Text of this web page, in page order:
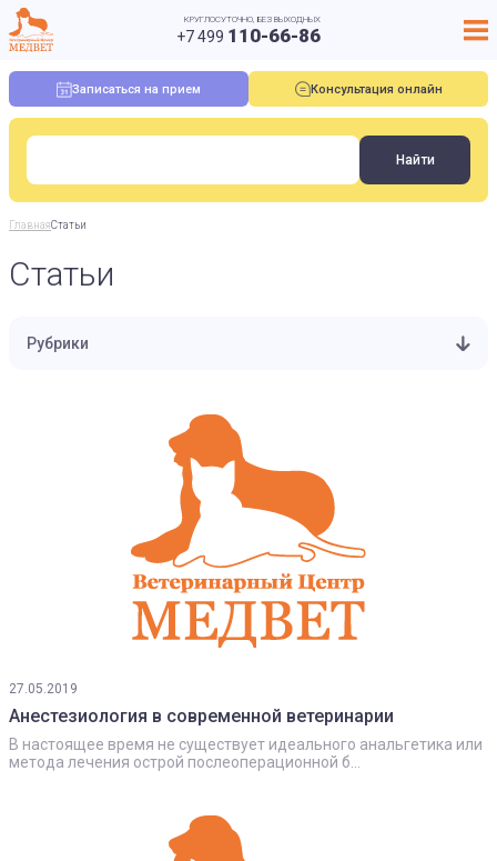
КРУГЛОСУТОЧНО, БЕЗ ВЫХОДНЫХ
+7 499 110-66-86
Записаться на прием Консультация онлайн
ГлавнаяСтатьи
Статьи
Рубрики
27.05.2019
Анестезиология в современной ветеринарии
В настоящее время не существует идеального анальгетика или
метода лечения острой послеоперационной б...